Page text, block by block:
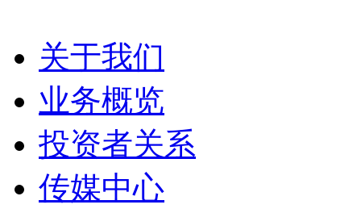
关于我们
业务概览
投资者关系
传媒中心